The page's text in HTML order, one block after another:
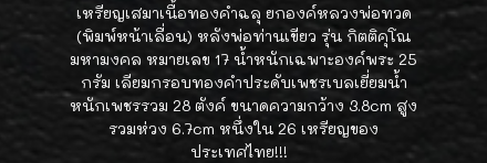
เหรียญเสมาเนื้อทองคำฉลุ ยกองค์หลวงพ่อทวด
(พิมพ์หน้าเลื่อน) หลังพ่อท่านเขียว รุ่น กิตติคุโณ
มหามงคล หมายเลข 17 น้ำหนักเฉพาะองค์พระ 25
กรัม เลียมกรอบทองคำประดับเพชรเบลเยี่ยมน้ำ
หนักเพชรรวม 28 ตังค์ ขนาดความกว้าง 3.8cm สูง
รวมห่วง 6.7cm หนึ่งใน 26 เหรียญของ
ประเทศไทย!!!